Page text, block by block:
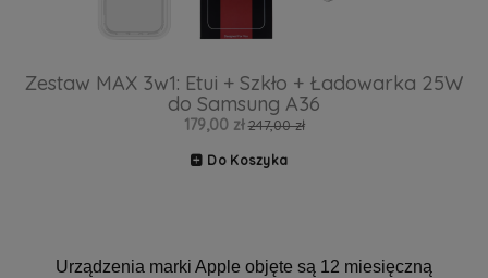
Zestaw MAX 3w1: Etui + Szkło + Ładowarka 25W
do Samsung A36
179,00 zł 247,00 zł
Do Koszyka
Urządzenia marki Apple objęte są 12 miesięczną